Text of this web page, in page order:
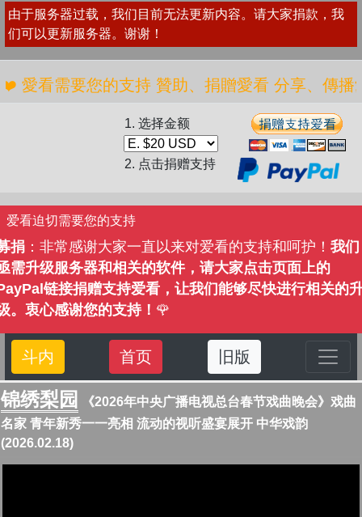
由于服务器过载，我们目前无法更新内容。请大家捐款，我
们可以更新服务器。谢谢！
需要您的支持 贊助、捐贈愛看 分享、傳播愛
1. 选择金额
2. 点击捐赠支持
爱看迫切需要您的支持
捐 ：非常感谢大家一直以来对爱看的支持和呵护！ 我们
需升级服务器和相关的软件，请大家点击页面上的
链接捐赠支持爱看，让我们能够尽快进行相关的
。衷心感谢您的支持！ 🌹
斗内 首页 旧版
锦绣梨园
《2026年中央广播电视总台春节戏曲晚会》戏曲
名家 青年新秀一一亮相 流动的视听盛宴展开 中华戏韵
(2026.02.18)